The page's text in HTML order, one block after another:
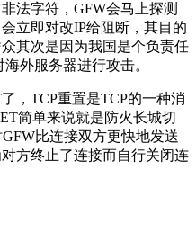
法字符，GFW会马上探测
立即对改IP给阻断，其目的
其次是因为我国是个负责任
外服务器进行攻击。
，TCP重置是TCP的一种消
简单来说就是防火长城切
比连接双方更快地发送
方终止了连接而自行关闭连